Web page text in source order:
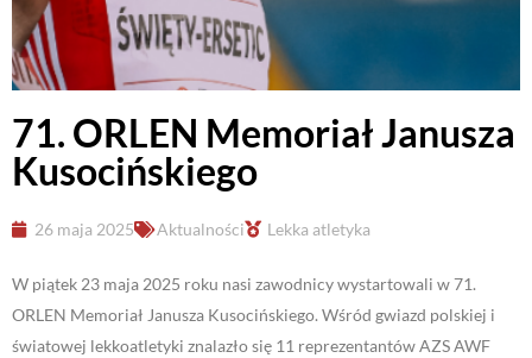
71. ORLEN Memoriał Janusza
Kusocińskiego
26 maja 2025 Aktualności Lekka atletyka
W piątek 23 maja 2025 roku nasi zawodnicy wystartowali w 71.
ORLEN Memoriał Janusza Kusocińskiego. Wśród gwiazd polskiej i
światowej lekkoatletyki znalazło się 11 reprezentantów AZS AWF